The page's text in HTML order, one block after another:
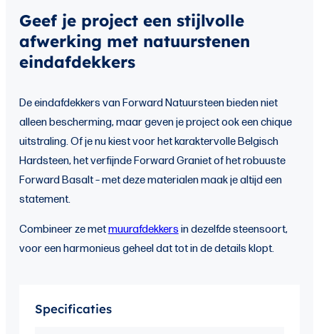
Geef je project een stijlvolle
afwerking met natuurstenen
eindafdekkers
De eindafdekkers van Forward Natuursteen bieden niet
alleen bescherming, maar geven je project ook een chique
uitstraling. Of je nu kiest voor het karaktervolle Belgisch
Hardsteen, het verfijnde Forward Graniet of het robuuste
Forward Basalt – met deze materialen maak je altijd een
statement.
Combineer ze metmuurafdekkers in dezelfde steensoort,
voor een harmonieus geheel dat tot in de details klopt.
Specificaties